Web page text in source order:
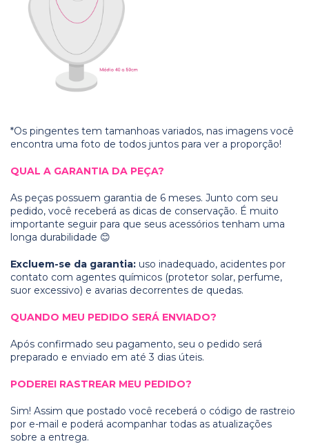
*Os pingentes tem tamanhoas variados, nas imagens você
encontra uma foto de todos juntos para ver a proporção!
QUAL A GARANTIA DA PEÇA?
As peças possuem garantia de 6 meses. Junto com seu
pedido, você receberá as dicas de conservação. É muito
importante seguir para que seus acessórios tenham uma
longa durabilidade 😊
Excluem-se da garantia: uso inadequado, acidentes por
contato com agentes químicos (protetor solar, perfume,
suor excessivo) e avarias decorrentes de quedas.
QUANDO MEU PEDIDO SERÁ ENVIADO?
Após confirmado seu pagamento, seu o pedido será
preparado e enviado em até 3 dias úteis.
PODEREI RASTREAR MEU PEDIDO?
Sim! Assim que postado você receberá o código de rastreio
por e-mail e poderá acompanhar todas as atualizações
sobre a entrega.